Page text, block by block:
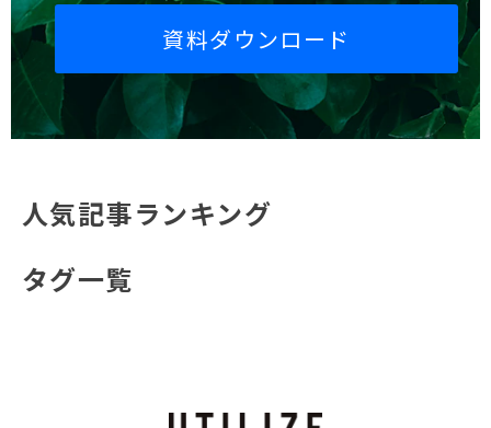
資料ダウンロード
人気記事ランキング
タグ一覧